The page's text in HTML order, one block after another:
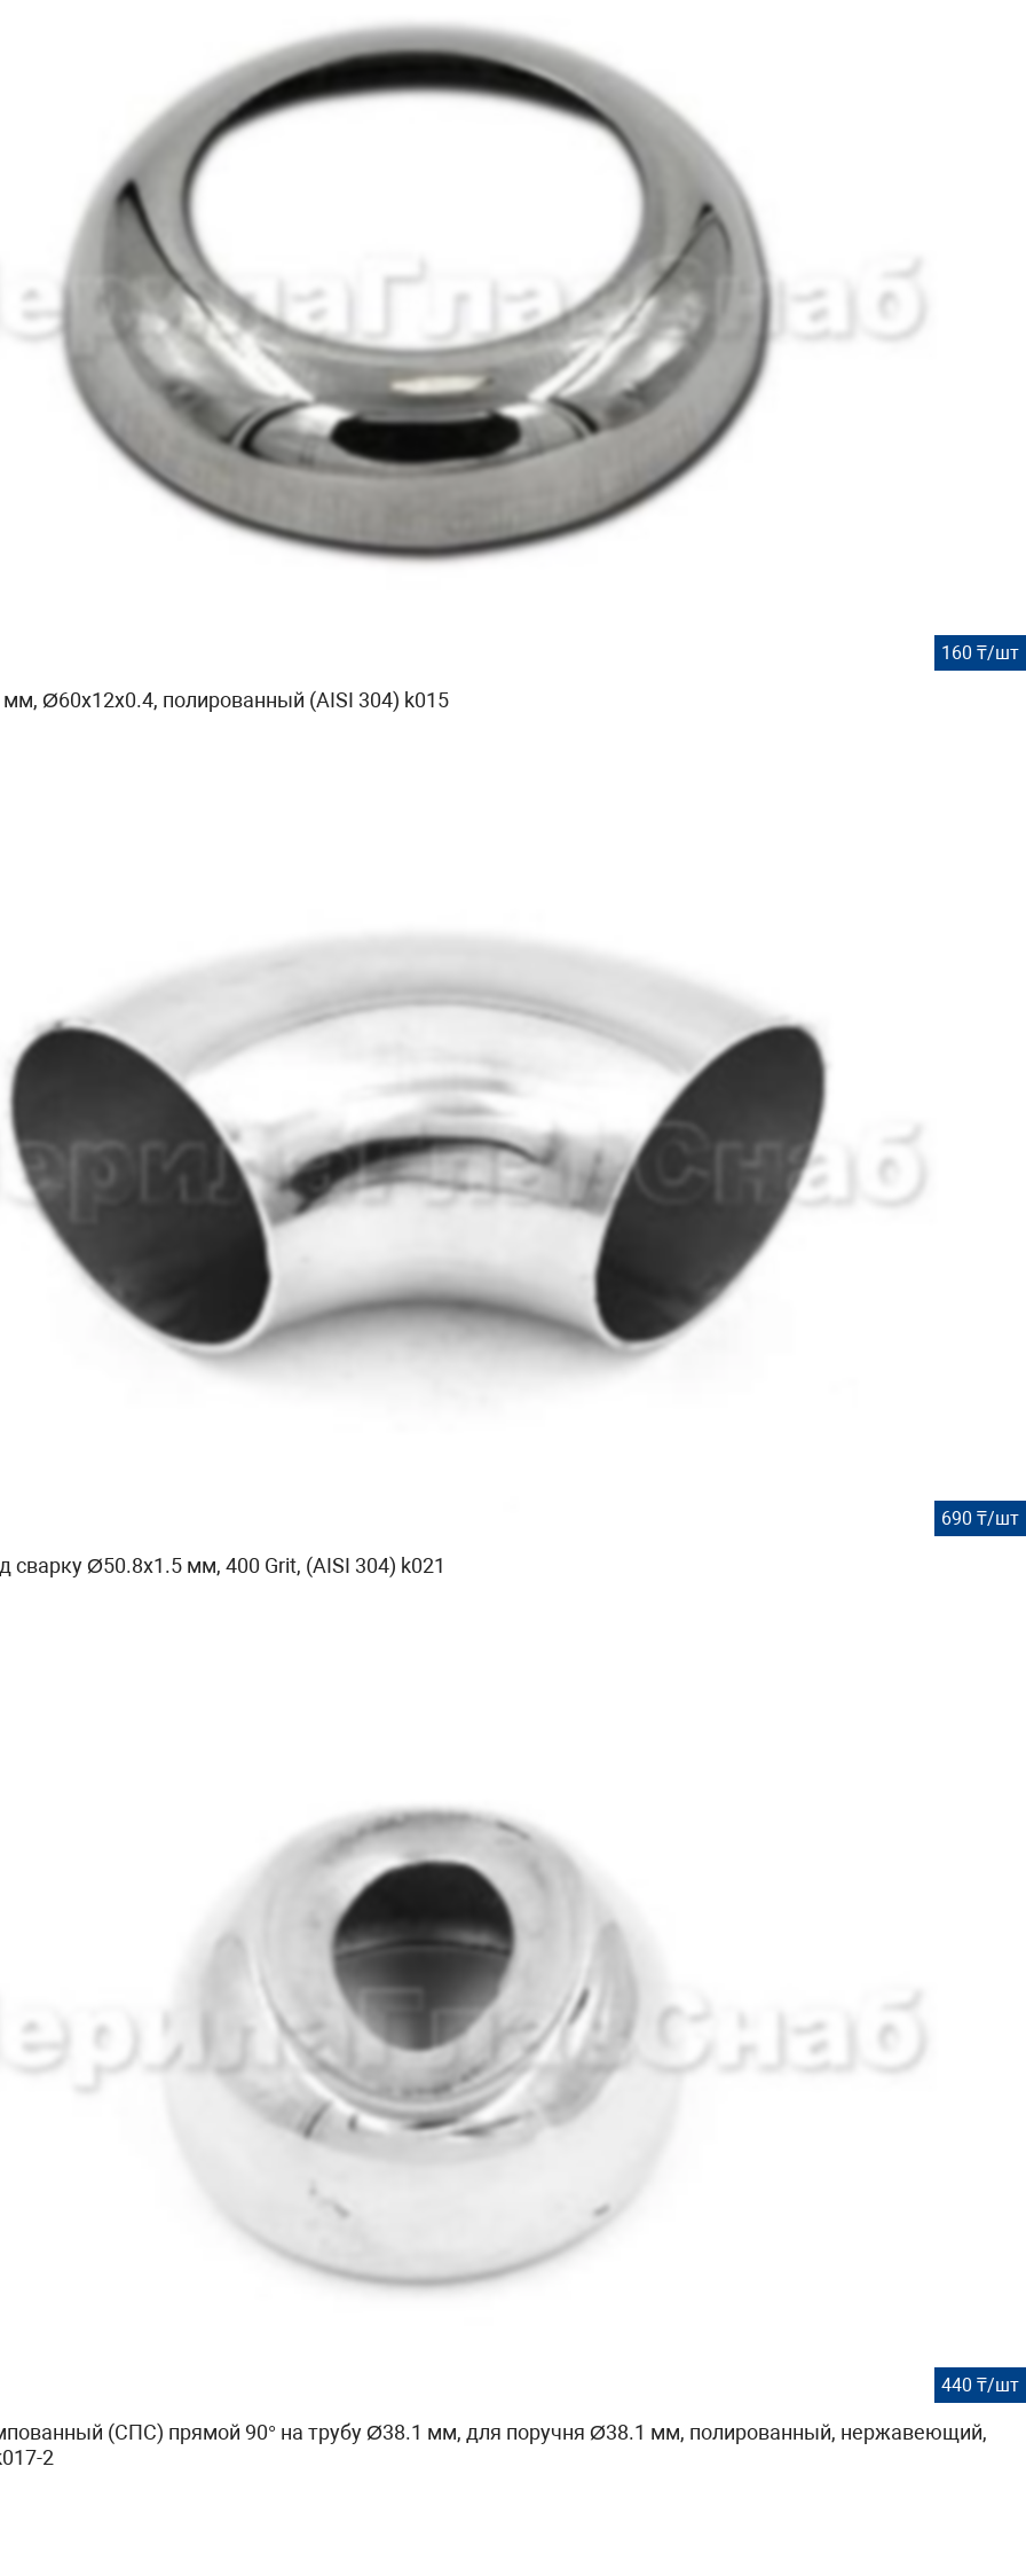
160 ₸/шт
Ø60х12х0.4, полированный (AISI 304) k015
690 ₸/шт
сварку Ø50.8х1.5 мм, 400 Grit, (AISI 304) k021
440 ₸/шт
(СПС) прямой 90° на трубу Ø38.1 мм, для поручня Ø38.1 мм, полированный, нержавеющий,
2